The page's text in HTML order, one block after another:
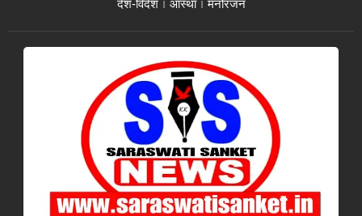
देश-विदेश
आस्था मनोरंजन